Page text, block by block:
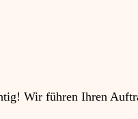
Wir führen Ihren